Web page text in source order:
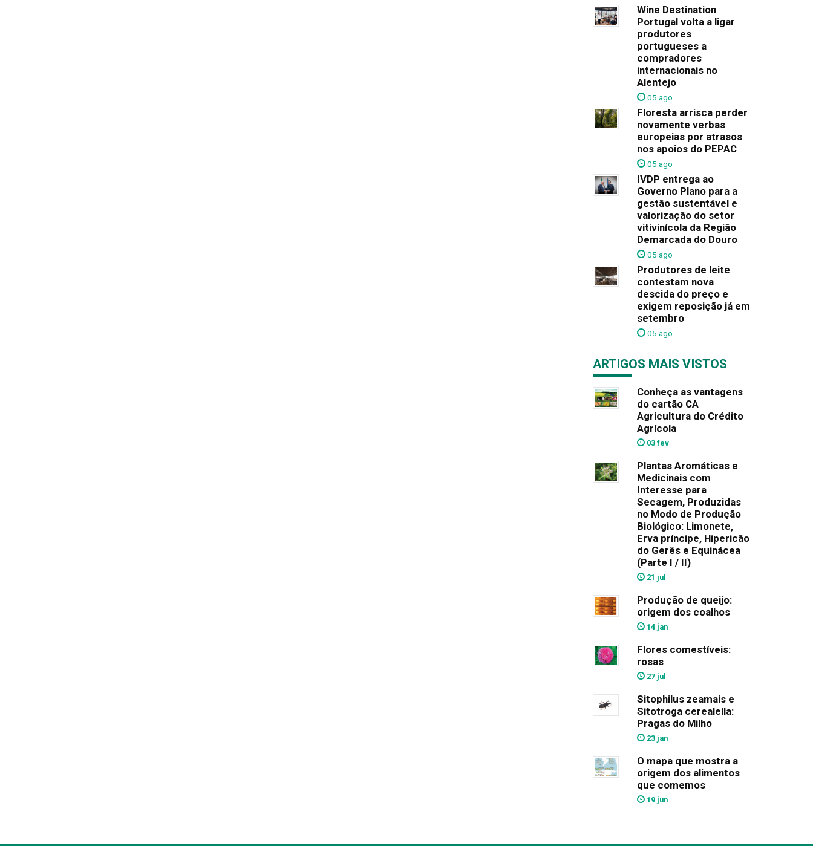
Wine Destination
Portugal volta a ligar
produtores
portugueses a
compradores
internacionais no
Alentejo
05 ago
Floresta arrisca perder
novamente verbas
europeias por atrasos
nos apoios do PEPAC
05 ago
IVDP entrega ao
Governo Plano para a
gestão sustentável e
valorização do setor
vitivinícola da Região
Demarcada do Douro
05 ago
Produtores de leite
contestam nova
descida do preço e
exigem reposição já em
setembro
05 ago
ARTIGOS MAIS VISTOS
Conheça as vantagens
do cartão CA
Agricultura do Crédito
Agrícola
03 fev
Plantas Aromáticas e
Medicinais com
Interesse para
Secagem, Produzidas
no Modo de Produção
Biológico: Limonete,
Erva príncipe, Hipericão
do Gerês e Equinácea
(Parte I / II)
21 jul
Produção de queijo:
origem dos coalhos
14 jan
Flores comestíveis:
rosas
27 jul
Sitophilus zeamais e
Sitotroga cerealella:
Pragas do Milho
23 jan
O mapa que mostra a
origem dos alimentos
que comemos
19 jun